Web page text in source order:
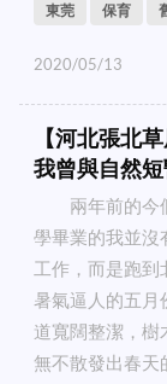
東莞 保育
2020/05/13
【河北張北
我曾與自然
兩年前的今個
學畢業的我並沒
工作，而是跑
暑氣逼人的五月
道寬闊整潔，樹
無不散發出春天